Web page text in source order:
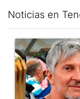
Noticias en
Un artículo de